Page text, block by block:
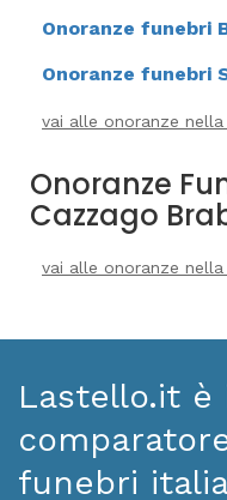
Onoranze funebri
Onoranze funebri
vai alle onoranze
Onoranze
Cazzago
vai alle onoranze
Lastello.it è
funebri